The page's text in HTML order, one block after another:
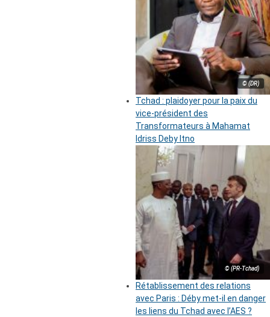
© (DR)
Tchad : plaidoyer pour la paix du
vice-président des
Transformateurs à Mahamat
Idriss Deby Itno
© (PR-Tchad)
Rétablissement des relations
avec Paris : Déby met-il en danger
les liens du Tchad avec l’AES ?